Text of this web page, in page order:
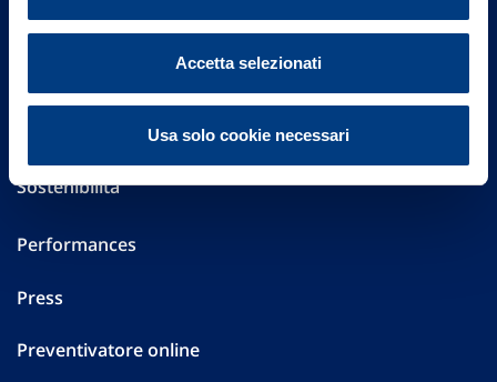
Accetta selezionati
Usa solo cookie necessari
Governance
Altre informazioni
Sostenibilità
Performances
Press
Preventivatore online